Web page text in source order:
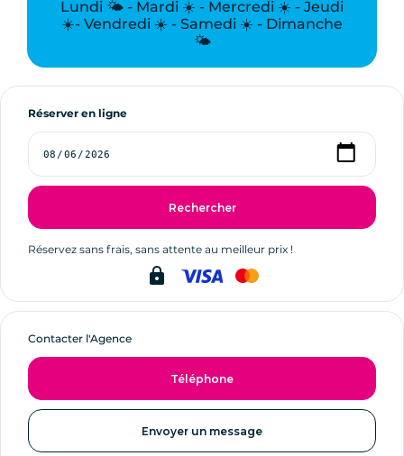
Lundi 🌤️ - Mardi ☀️ - Mercredi ☀️ - Jeudi
☀️- Vendredi ☀️ - Samedi ☀️ - Dimanche
🌤️
Réserver en ligne
Rechercher
Réservez sans frais, sans attente au meilleur prix !
lock
Contacter l'Agence
Téléphone
Envoyer un message